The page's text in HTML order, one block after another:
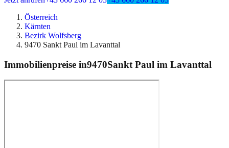
Österreich
Kärnten
Bezirk Wolfsberg
9470 Sankt Paul im Lavanttal
Immobilienpreise in9470Sankt Paul im Lavanttal